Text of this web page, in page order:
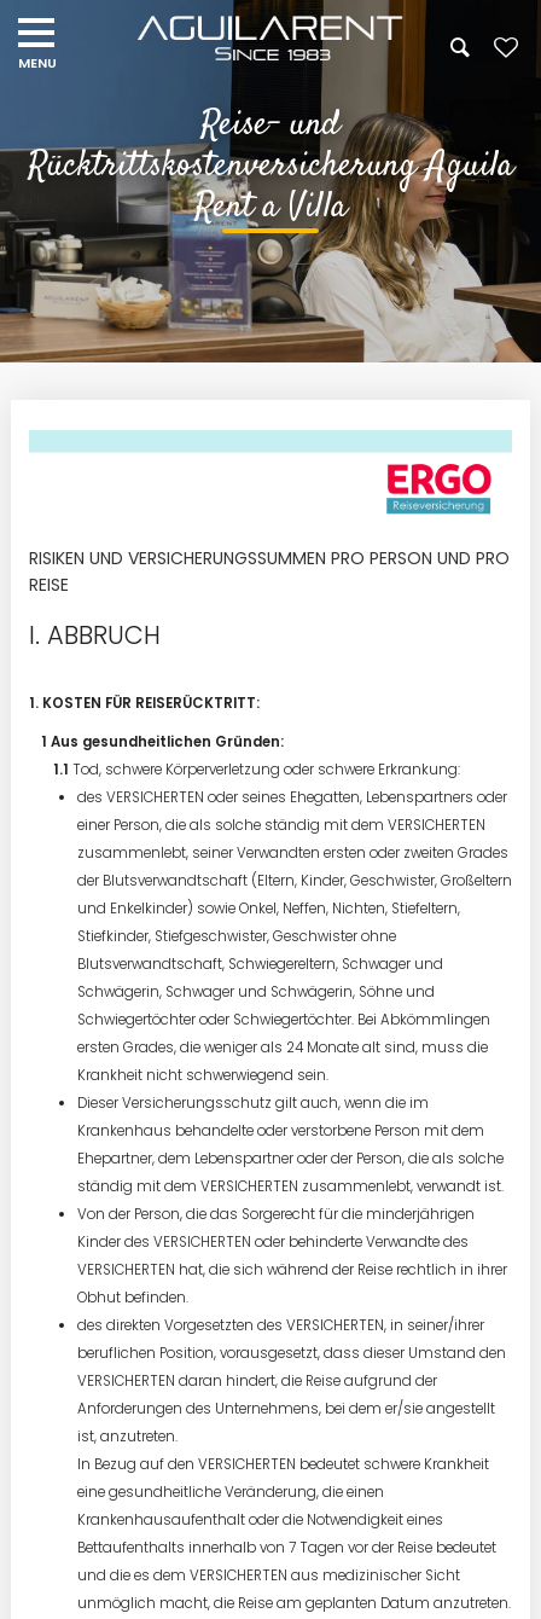
Reise- und
Rücktrittskostenversicherung Aguila
Rent a Villa
RISIKEN UND VERSICHERUNGSSUMMEN PRO PERSON UND PRO
REISE
ABBRUCH
1. KOSTEN FÜR REISERÜCKTRITT:
Aus gesundheitlichen Gründen:
Tod, schwere Körperverletzung oder schwere Erkrankung:
des VERSICHERTEN oder seines Ehegatten, Lebenspartners oder
einer Person, die als solche ständig mit dem VERSICHERTEN
zusammenlebt, seiner Verwandten ersten oder zweiten Grades
der Blutsverwandtschaft (Eltern, Kinder, Geschwister, Großeltern
und Enkelkinder) sowie Onkel, Neffen, Nichten, Stiefeltern,
Stiefkinder, Stiefgeschwister, Geschwister ohne
Blutsverwandtschaft, Schwiegereltern, Schwager und
Schwägerin, Schwager und Schwägerin, Söhne und
Schwiegertöchter oder Schwiegertöchter. Bei Abkömmlingen
ersten Grades, die weniger als 24 Monate alt sind, muss die
Krankheit nicht schwerwiegend sein.
Dieser Versicherungsschutz gilt auch, wenn die im
Krankenhaus behandelte oder verstorbene Person mit dem
Ehepartner, dem Lebenspartner oder der Person, die als solche
ständig mit dem VERSICHERTEN zusammenlebt, verwandt ist.
Von der Person, die das Sorgerecht für die minderjährigen
Kinder des VERSICHERTEN oder behinderte Verwandte des
VERSICHERTEN hat, die sich während der Reise rechtlich in ihrer
Obhut befinden.
des direkten Vorgesetzten des VERSICHERTEN, in seiner/ihrer
beruflichen Position, vorausgesetzt, dass dieser Umstand den
VERSICHERTEN daran hindert, die Reise aufgrund der
Anforderungen des Unternehmens, bei dem er/sie angestellt
ist, anzutreten.
In Bezug auf den VERSICHERTEN bedeutet schwere Krankheit
eine gesundheitliche Veränderung, die einen
Krankenhausaufenthalt oder die Notwendigkeit eines
Bettaufenthalts innerhalb von 7 Tagen vor der Reise bedeutet
und die es dem VERSICHERTEN aus medizinischer Sicht
unmöglich macht, die Reise am geplanten Datum anzutreten.